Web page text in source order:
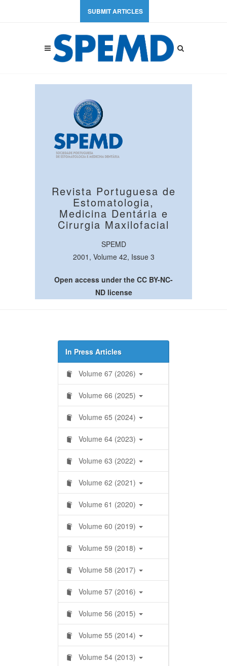
SUBMIT ARTICLES
Revista Portuguesa de
Estomatologia,
Medicina Dentária e
Cirurgia Maxilofacial
SPEMD
2001, Volume 42, Issue 3
Open access under the CC BY-NC-
ND license
In Press Articles
Volume 67 (2026)
Volume 66 (2025)
Volume 65 (2024)
Volume 64 (2023)
Volume 63 (2022)
Volume 62 (2021)
Volume 61 (2020)
Volume 60 (2019)
Volume 59 (2018)
Volume 58 (2017)
Volume 57 (2016)
Volume 56 (2015)
Volume 55 (2014)
Volume 54 (2013)